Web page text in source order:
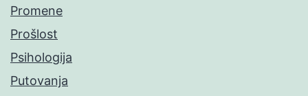
Promene
Prošlost
Psihologija
Putovanja